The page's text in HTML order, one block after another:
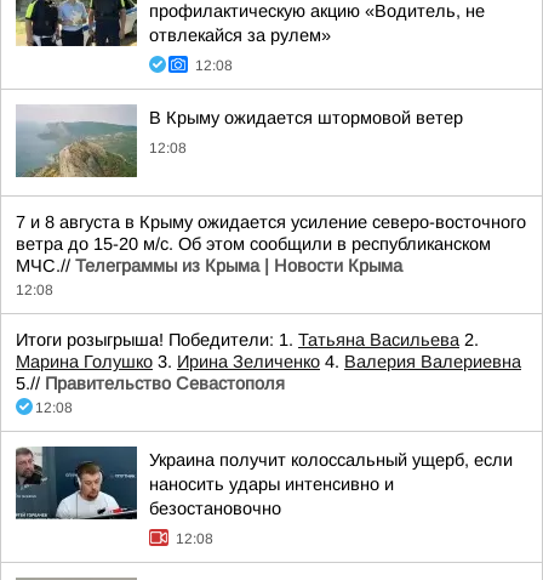
профилактическую акцию «Водитель, не
отвлекайся за рулем»
12:08
В Крыму ожидается штормовой ветер
12:08
7 и 8 августа в Крыму ожидается усиление северо-восточного
ветра до 15-20 м/с. Об этом сообщили в республиканском
МЧС.// Телеграммы из Крыма | Новости Крыма
12:08
Итоги розыгрыша! Победители: 1. Татьяна Васильева 2.
Марина Голушко 3. Ирина Зеличенко 4. Валерия Валериевна
5.// Правительство Севастополя
12:08
Украина получит колоссальный ущерб, если
наносить удары интенсивно и
безостановочно
12:08